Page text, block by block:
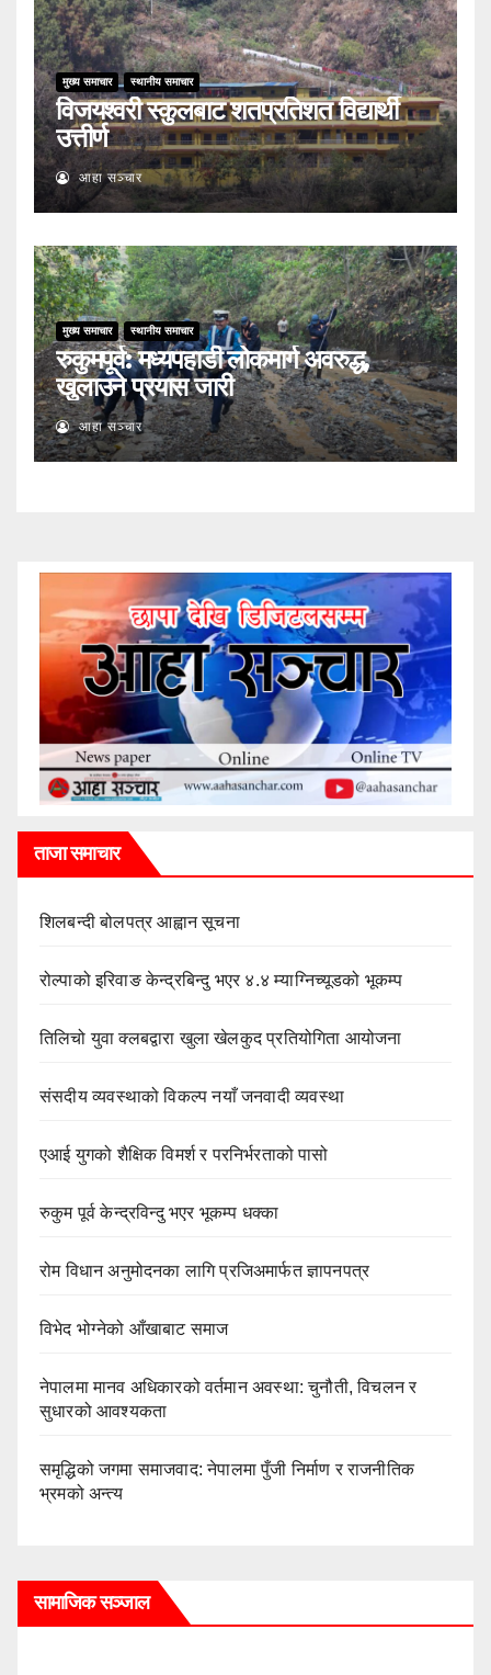
मुख्य समाचार स्थानीय समाचार
विजयश्वरी स्कुलबाट शतप्रतिशत विद्यार्थी
उत्तीर्ण
आहा सञ्चार
मुख्य समाचार स्थानीय समाचार
रुकुमपूर्व: मध्यपहाडी लोकमार्ग अवरुद्ध,
खुलाउने प्रयास जारी
आहा सञ्चार
ताजा समाचार
शिलबन्दी बोलपत्र आह्वान सूचना
रोल्पाको इरिवाङ केन्द्रबिन्दु भएर ४.४ म्याग्निच्यूडको भूकम्प
तिलिचो युवा क्लबद्वारा खुला खेलकुद प्रतियोगिता आयोजना
संसदीय व्यवस्थाको विकल्प नयाँ जनवादी व्यवस्था
एआई युगको शैक्षिक विमर्श र परनिर्भरताको पासो
रुकुम पूर्व केन्द्रविन्दु भएर भूकम्प धक्का
रोम विधान अनुमोदनका लागि प्रजिअमार्फत ज्ञापनपत्र
विभेद भोग्नेको आँखाबाट समाज
नेपालमा मानव अधिकारको वर्तमान अवस्था: चुनौती, विचलन र
सुधारको आवश्यकता
समृद्धिको जगमा समाजवाद: नेपालमा पुँजी निर्माण र राजनीतिक
भ्रमको अन्त्य
सामाजिक सञ्जाल